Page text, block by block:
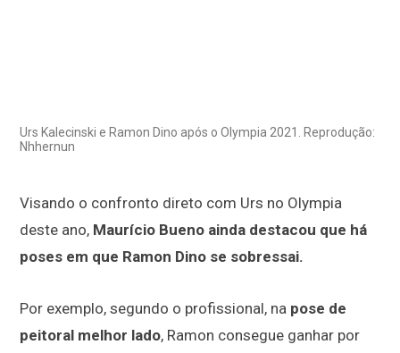
Urs Kalecinski e Ramon Dino após o Olympia 2021. Reprodução:
Nhhernun
Visando o confronto direto com Urs no Olympia
deste ano, Maurício Bueno ainda destacou que há
poses em que Ramon Dino se sobressai.
Por exemplo, segundo o profissional, na pose de
peitoral melhor lado, Ramon consegue ganhar por